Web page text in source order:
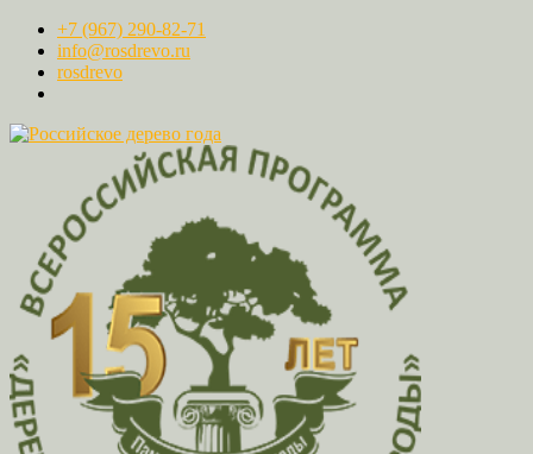
+7 (967) 290-82-71
info@rosdrevo.ru
rosdrevo